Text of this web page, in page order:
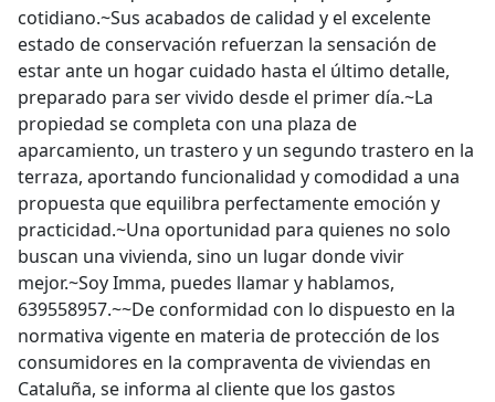
cotidiano.~Sus acabados de calidad y el excelente
estado de conservación refuerzan la sensación de
estar ante un hogar cuidado hasta el último detalle,
preparado para ser vivido desde el primer día.~La
propiedad se completa con una plaza de
aparcamiento, un trastero y un segundo trastero en la
terraza, aportando funcionalidad y comodidad a una
propuesta que equilibra perfectamente emoción y
practicidad.~Una oportunidad para quienes no solo
buscan una vivienda, sino un lugar donde vivir
mejor.~Soy Imma, puedes llamar y hablamos,
639558957.~~De conformidad con lo dispuesto en la
normativa vigente en materia de protección de los
consumidores en la compraventa de viviendas en
Cataluña, se informa al cliente que los gastos